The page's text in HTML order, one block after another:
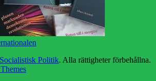
Socialistisk Politik. Alla rättigheter förbehållna.